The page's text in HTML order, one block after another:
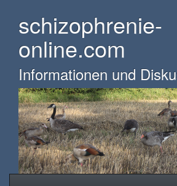
main
content
schizophrenie-
online.com
Informationen und